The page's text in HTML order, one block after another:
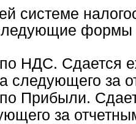
системе
формы
НДС. Сдается
следующего за
Прибыли.
за